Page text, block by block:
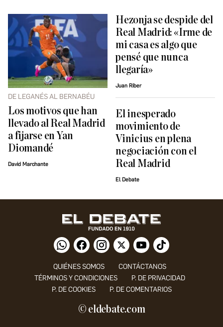
DE LEGANÉS AL BERNABÉU
Los motivos que han
llevado al Real Madrid
a fijarse en Yan
Diomandé
David Marchante
Hezonja se despide del
Real Madrid: «Irme de
mi casa es algo que
pensé que nunca
llegaría»
Juan Riber
El inesperado
movimiento de
Vinicius en plena
negociación con el
Real Madrid
El Debate
QUIÉNES SOMOS
CONTÁCTANOS
TÉRMINOS Y CONDICIONES
P. DE PRIVACIDAD
P. DE COOKIES
P. DE COMENTARIOS
© eldebate.com